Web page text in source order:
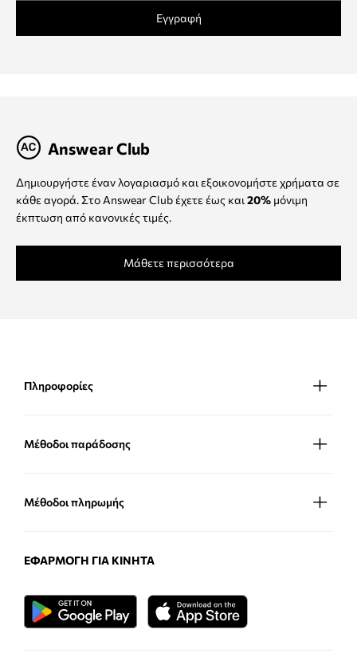
Εγγραφή
Answear Club
Δημιουργήστε έναν λογαριασμό και εξοικονομήστε χρήματα σε
κάθε αγορά. Στο Answear Club έχετε έως και 20% μόνιμη
έκπτωση από κανονικές τιμές.
Μάθετε περισσότερα
Πληροφορίες
Μέθοδοι παράδοσης
Μέθοδοι πληρωμής
ΕΦΑΡΜΟΓΉ ΓΙΑ ΚΙΝΗΤΆ